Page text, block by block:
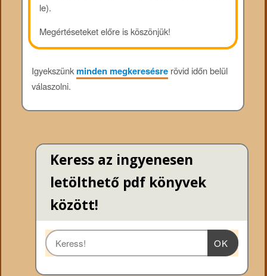
le).
Megértéseteket előre is köszönjük!
Igyekszünkminden megkeresésrerövid időn belül
válaszolni.
Keress az ingyenesen
letölthető pdf könyvek
között!
OK